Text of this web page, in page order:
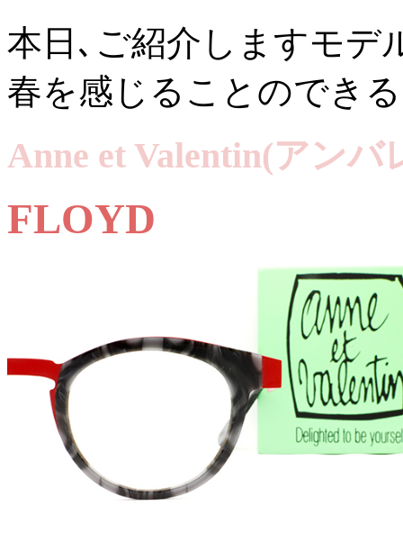
本日､ご紹介しますモデ
春を感じることのでき
Anne et Valentin(アンバ
FLOYD